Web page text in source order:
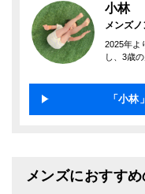
小林
メンズ
2025年よ
し、3歳
「小
メンズにおすす